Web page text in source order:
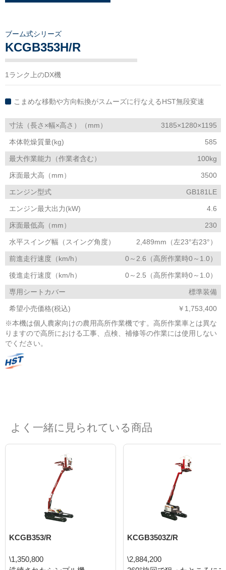
ブーム式シリーズ
KCGB353H/R
1ランク上のDX機
こまめな移動や方向転換がスムーズに行なえるHST無段変速
寸法（長さ×幅×高さ）（mm） 3185×1280×1195
本体乾燥質量(kg) 585
最大作業能力（作業者含む） 100kg
床面最大高（mm） 3500
エンジン型式 GB181LE
エンジン最大出力(kW) 4.6
床面最低高（mm） 230
水平スイング幅（スイング角度） 2,489mm（左23°右23°）
前進走行速度（km/h） 0～2.6（高所作業時0～1.0）
後進走行速度（km/h） 0～2.5（高所作業時0～1.0）
専用シートカバー 標準装備
希望小売価格(税込)
￥1,753,400
※本機は個人農家向けの農用高所作業機です。高所作業車とは異な
りますので高所における工事、点検、補修等の作業には使用しない
でください。
よく一緒に見られている商品
KCGB353/R
\1,350,800
KCGB3503Z/R
\2,884,200